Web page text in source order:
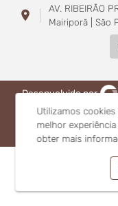
Utilizamos
melhor
obter mais
location_on
AV. RIBEIRÃO
Mairiporã | São
Desenvolvido por